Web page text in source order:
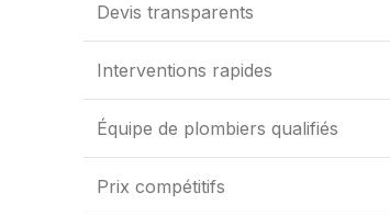
Devis transparents
Interventions rapides
Équipe de plombiers qualifiés
Prix compétitifs